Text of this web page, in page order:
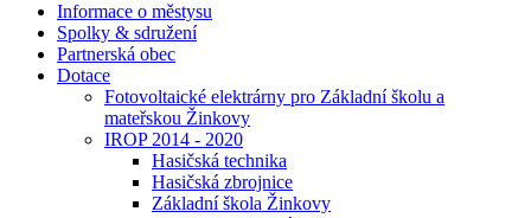
Informace o městysu
Spolky & sdružení
Partnerská obec
Dotace
Fotovoltaické elektrárny pro Základní školu a
mateřskou Žinkovy
IROP 2014 - 2020
Hasičská technika
Hasičská zbrojnice
Základní škola Žinkovy